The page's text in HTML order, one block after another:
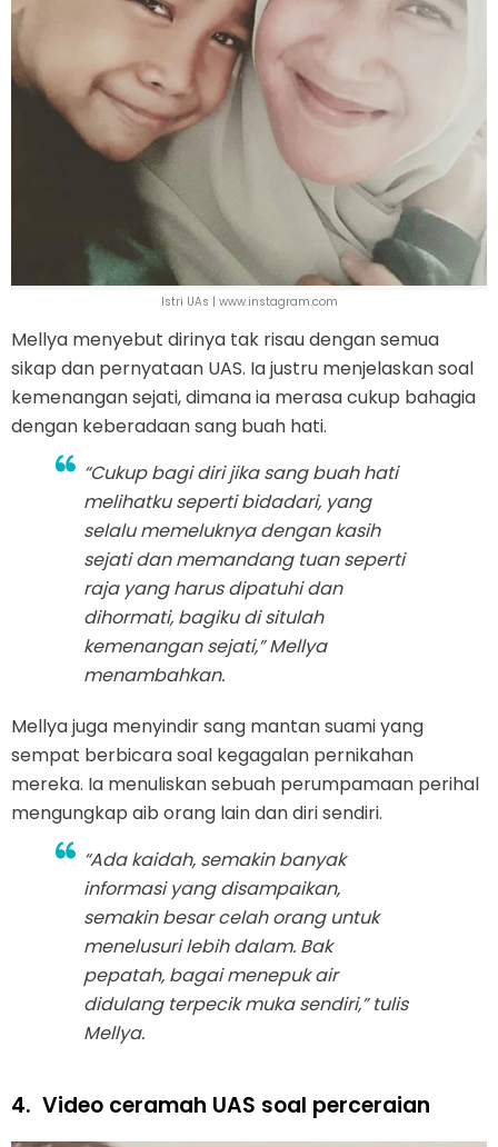
Istri UAs | www.instagram.com
Mellya menyebut dirinya tak risau dengan semua
sikap dan pernyataan UAS. Ia justru menjelaskan soal
kemenangan sejati, dimana ia merasa cukup bahagia
dengan keberadaan sang buah hati.
“Cukup bagi diri jika sang buah hati
melihatku seperti bidadari, yang
selalu memeluknya dengan kasih
sejati dan memandang tuan seperti
raja yang harus dipatuhi dan
dihormati, bagiku di situlah
kemenangan sejati,” Mellya
menambahkan.
Mellya juga menyindir sang mantan suami yang
sempat berbicara soal kegagalan pernikahan
mereka. Ia menuliskan sebuah perumpamaan perihal
mengungkap aib orang lain dan diri sendiri.
“Ada kaidah, semakin banyak
informasi yang disampaikan,
semakin besar celah orang untuk
menelusuri lebih dalam. Bak
pepatah, bagai menepuk air
didulang terpecik muka sendiri,” tulis
Mellya.
4. Video ceramah UAS soal perceraian